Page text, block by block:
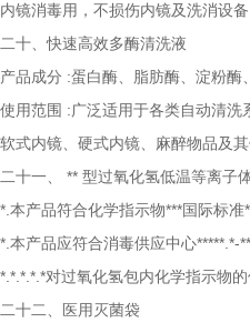
内镜消毒用，不损伤内镜及洗消设
二十、快速高效多酶清洗液
产品成分 :蛋白酶、脂肪酶、淀粉酶
使用范围 :广泛适用于各类自动清洗
软式内镜、硬式内镜、麻醉物品及其
二十一、
** 型过氧化氢低温等离子
*.本产品符合化学指示物***国际标
*.本产品应符合消毒供应中心*****.*-
*.*.*.*.*对过氧化氢包内化学指示物
二十二、医用灭菌袋